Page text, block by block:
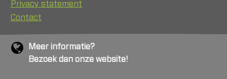
Privacy statement
Contact
Meer informatie?
Bezoek dan onze website!